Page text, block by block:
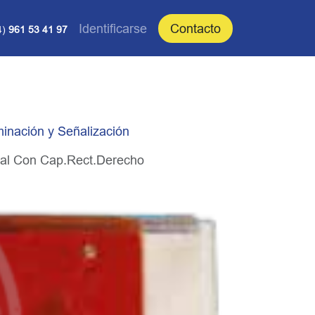
961 53 41 97 Identificarse Contacto
y Señalización
Con Cap.Rect.Derecho